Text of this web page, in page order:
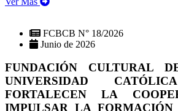
FCBCB N° 18/2026
Junio de 2026
FUNDACIÓN CULTURAL
UNIVERSIDAD
FORTALECEN LA
IMPULSAR LA